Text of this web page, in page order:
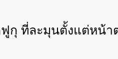
กุ ที่ละมุนตั้งแต่หน้า